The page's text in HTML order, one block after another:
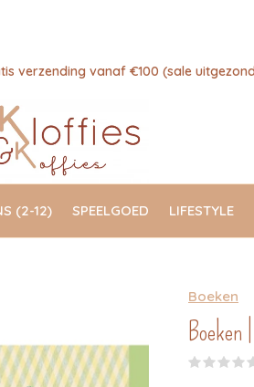
(2-12) SPEELGOED LIFESTYLE
verzending vanaf €100 (sale
Boeken